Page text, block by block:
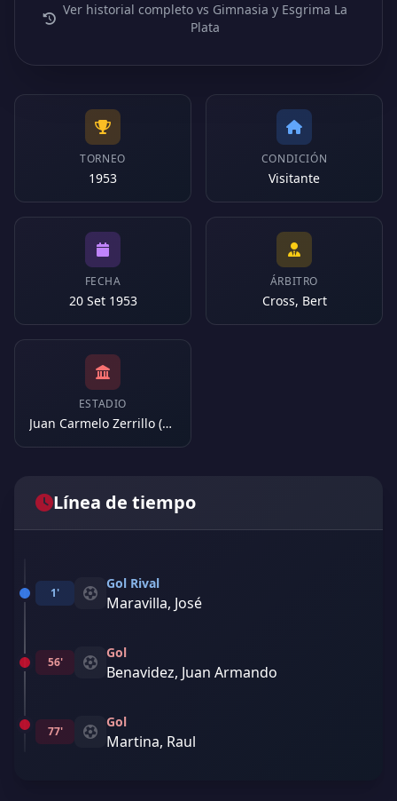
Ver historial completo vs Gimnasia y Esgrima La
Plata
TORNEO
1953
CONDICIÓN
Visitante
FECHA
20 Set 1953
ÁRBITRO
Cross, Bert
ESTADIO
Juan Carmelo Zerrillo (Argentina)
Línea de tiempo
1'
Gol Rival
Maravilla, José
56'
Gol
Benavidez, Juan Armando
77'
Gol
Martina, Raul